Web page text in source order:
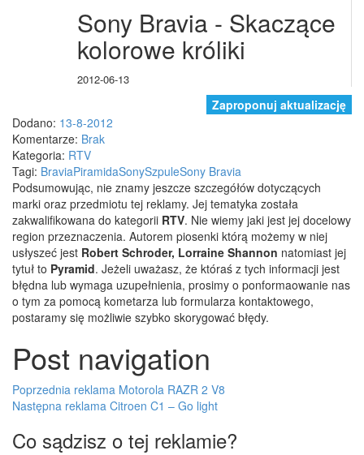
Sony Bravia - Skaczące
kolorowe króliki
2012-06-13
Zaproponuj aktualizację
Dodano: 13-8-2012
Komentarze: Brak
Kategoria: RTV
Tagi: BraviaPiramidaSonySzpuleSony Bravia
Podsumowując, nie znamy jeszcze szczegółów dotyczących
marki oraz przedmiotu tej reklamy. Jej tematyka została
zakwalifikowana do kategorii RTV. Nie wiemy jaki jest jej docelowy
region przeznaczenia. Autorem piosenki którą możemy w niej
usłyszeć jest Robert Schroder, Lorraine Shannon natomiast jej
tytuł to Pyramid. Jeżeli uważasz, że któraś z tych informacji jest
błędna lub wymaga uzupełnienia, prosimy o ponformaowanie nas
o tym za pomocą kometarza lub formularza kontaktowego,
postaramy się możliwie szybko skorygować błędy.
Post navigation
Poprzednia reklama Motorola RAZR 2 V8
Następna reklama Citroen C1 – Go light
Co sądzisz o tej reklamie?